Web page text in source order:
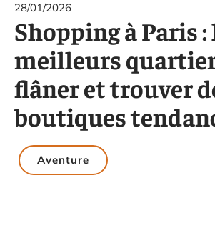
28/01/2026
Shopping à Paris :
meilleurs
flâner et trouver
boutiques
Aventure